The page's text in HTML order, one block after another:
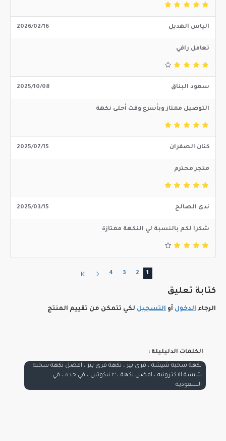
الياس الهديل 2026/02/16
تعامل راقي
سعود البناق 2025/10/08
التوصيل ممتاز وبأسرع وقت أحلى نكهة
كنان الصفران 2025/07/15
متجر محترم
ندى الصالح 2025/03/15
شكرا لكم بالنسبة لي النكهة ممتازة
1
2
3
4
كتابة تعليق
الرجاء الدخول أو التسجيل لكي تتمكن من تقييم المنتج
الكلمات الدليليلة :
نكهة سحبه شيشة ، فري بيز ، نكهة فري بيز ، افضل نكهة سحبه
شيشة الاكترونيه ، افضل نكهة ، ٣ نيكوتين ، في جده ، في
السعودية